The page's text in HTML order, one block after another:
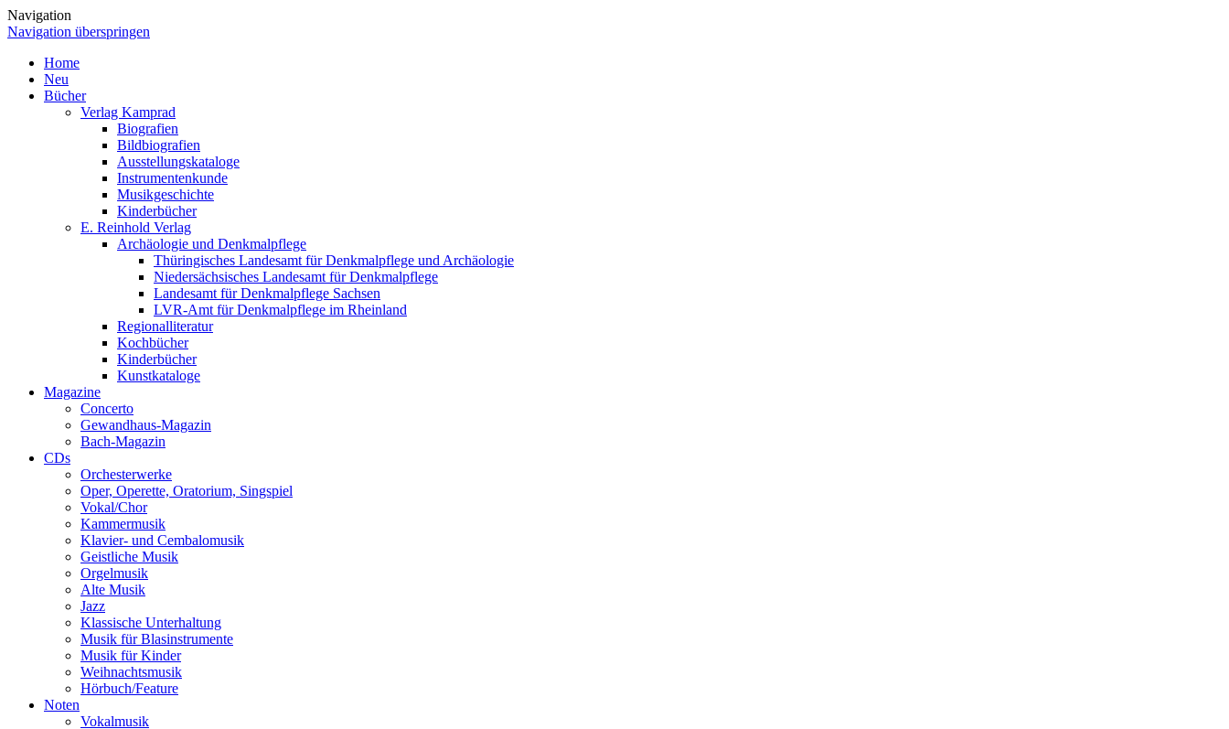
Navigation
Navigation überspringen
Home
Neu
Bücher
Verlag Kamprad
Biografien
Bildbiografien
Ausstellungskataloge
Instrumentenkunde
Musikgeschichte
Kinderbücher
E. Reinhold Verlag
Archäologie und Denkmalpflege
Thüringisches Landesamt für Denkmalpflege und Archäologie
Niedersächsisches Landesamt für Denkmalpflege
Landesamt für Denkmalpflege Sachsen
LVR-Amt für Denkmalpflege im Rheinland
Regionalliteratur
Kochbücher
Kinderbücher
Kunstkataloge
Magazine
Concerto
Gewandhaus-Magazin
Bach-Magazin
CDs
Orchesterwerke
Oper, Operette, Oratorium, Singspiel
Vokal/Chor
Kammermusik
Klavier- und Cembalomusik
Geistliche Musik
Orgelmusik
Alte Musik
Jazz
Klassische Unterhaltung
Musik für Blasinstrumente
Musik für Kinder
Weihnachtsmusik
Hörbuch/Feature
Noten
Vokalmusik